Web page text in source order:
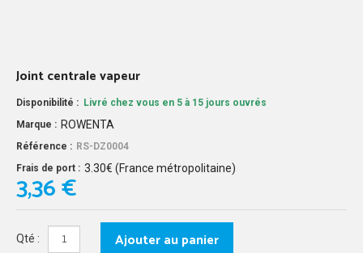
Joint centrale vapeur
Disponibilité :
Livré chez vous en 5 à 15 jours ouvrés
Marque : ROWENTA
Référence : RS-DZ0004
Frais de port : 3.30€ (France métropolitaine)
3,36 €
Qté : Ajouter au panier